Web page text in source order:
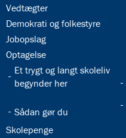
32.24:
Vedtægter
32.25:
Demokrati og folkestyre
32.26:
Jobopslag
32.27:
Optagelse
32.28:
Et trygt og langt skoleliv
begynder her
32.30:
Sådan gør du
32.32:
Skolepenge